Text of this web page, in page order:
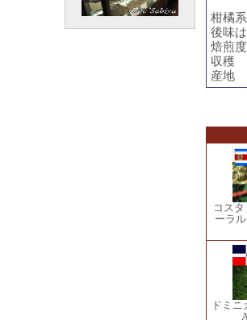
柑橘
後味
焙煎
収穫
産地
コス
ーラ
ドミ